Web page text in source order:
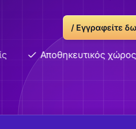
/ Εγγραφείτε
Αποθηκευτικός